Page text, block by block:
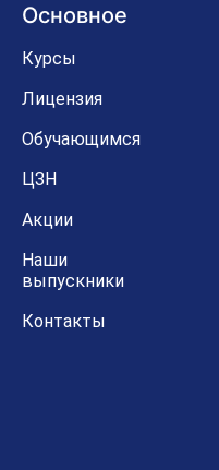
Основное
Курсы
Лицензия
Обучающимся
ЦЗН
Акции
Наши
выпускники
Контакты